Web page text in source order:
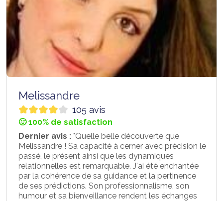
Melissandre
105 avis
🙂 100% de satisfaction
Dernier avis : "Quelle belle découverte que
Melissandre ! Sa capacité à cerner avec précision le
passé, le présent ainsi que les dynamiques
relationnelles est remarquable. J'ai été enchantée
par la cohérence de sa guidance et la pertinence
de ses prédictions. Son professionnalisme, son
humour et sa bienveillance rendent les échanges